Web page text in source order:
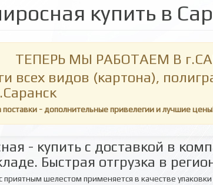
купить в
ТЕПЕРЬ МЫ РАБОТАЕМ В
всех видов (картона),
- дополнительные привелегии и лучшие
- купить с доставкой в
Быстрая отгрузка в
с приятным шелестом применяется в качестве